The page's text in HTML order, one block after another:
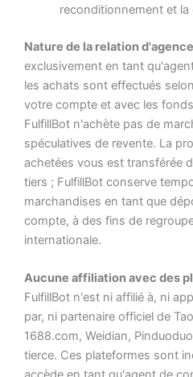
reconditionnement et
Nature de la relation
exclusivement en tant
les achats sont effectués
votre compte et avec les
FulfillBot n'achète pas de
spéculatives de revente. La
achetées vous est transférée
tiers ; FulfillBot conserve
marchandises en tant que
compte, à des fins de
internationale.
Aucune affiliation avec des
FulfillBot n'est ni affilié à, ni
par, ni partenaire officiel de
1688.com, Weidian,
tierce. Ces plateformes sont